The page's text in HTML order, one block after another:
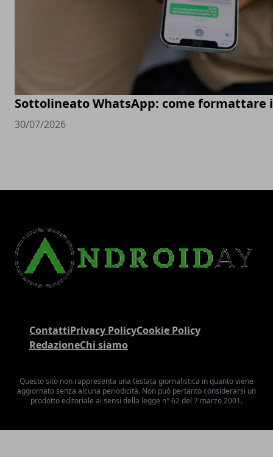
Sottolineato WhatsApp: come formattare
30/07/2026
ContattiPrivacy PolicyCookie Policy
RedazioneChi siamo
Questo sito non rappresenta una testata giornalistica in quanto viene
aggiornato senza alcuna periodicità. Non può pertanto considerarsi un
prodotto editoriale ai sensi della legge n° 62 del 7 marzo 2001.